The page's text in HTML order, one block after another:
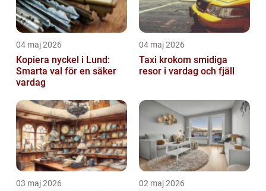
04 maj 2026
Kopiera nyckel i Lund:
Smarta val för en säker
vardag
04 maj 2026
Taxi krokom smidiga
resor i vardag och fjäll
03 maj 2026 02 maj 2026